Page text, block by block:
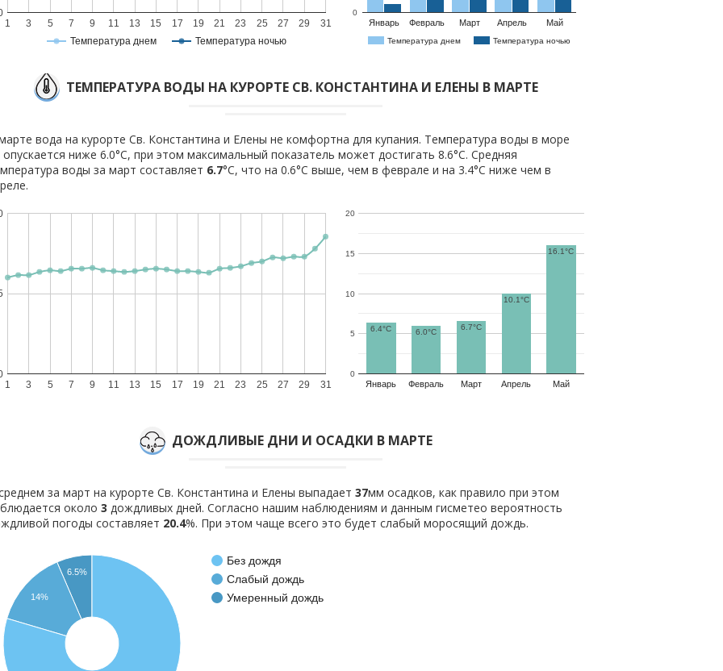
Температура днем Температура ночью
1 3 5 7 9 11 13 15 17 19 21 23 25 27 29 31
Температура днем Температура ночью
Январь Февраль Март Апрель Май
0
ТЕМПЕРАТУРА ВОДЫ НА КУРОРТЕ СВ. КОНСТАНТИНА И ЕЛЕНЫ В МАРТЕ
вода на курорте Св. Константина и Елены не комфортна для купания. Температура воды в море
опускается ниже 6.0°C, при этом максимальный показатель может достигать 8.6°C. Средняя
воды за март составляет 6.7°C, что на 0.6°C выше, чем в феврале и на 3.4°C ниже чем в
1 3 5 7 9 11 13 15 17 19 21 23 25 27 29 31 Январь Февраль Март Апрель Май
0
5
10
15
20
6.4°C 6.0°C
6.7°C
10.1°C
16.1°C
ДОЖДЛИВЫЕ ДНИ И ОСАДКИ В МАРТЕ
за март на курорте Св. Константина и Елены выпадает 37мм осадков, как правило при этом
около 3 дождливых дней. Согласно нашим наблюдениям и данным гисметео вероятность
погоды составляет 20.4%. При этом чаще всего это будет слабый моросящий дождь.
Без дождя
Слабый дождь
Умеренный дождь
6.5%
14%